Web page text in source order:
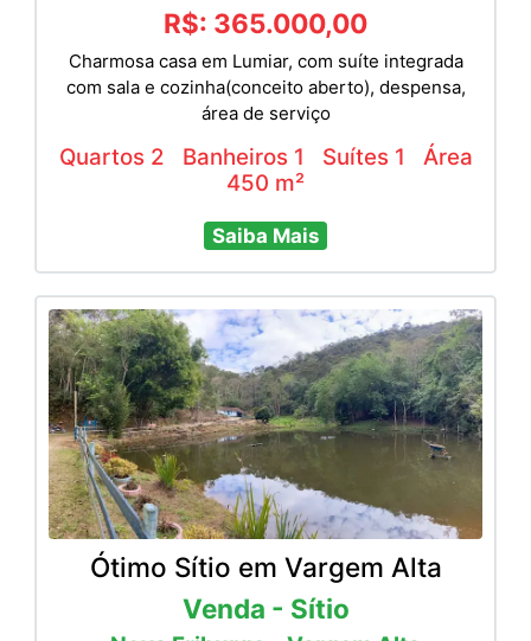
R$: 365.000,00
Charmosa casa em Lumiar, com suíte integrada
com sala e cozinha(conceito aberto), despensa,
área de serviço
Quartos 2 Banheiros 1 Suítes 1 Área
450 m²
Saiba Mais
Ótimo Sítio em Vargem Alta
Venda - Sítio